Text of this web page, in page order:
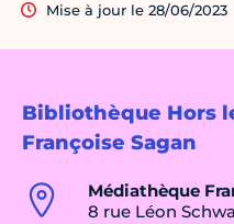
Bibliothèque Hors
Françoise Sagan
Médiathèque
8 rue Léon
Mise à jour le 28/06/2023